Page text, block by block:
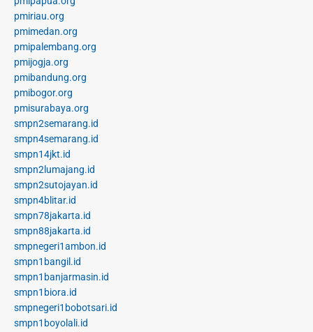
pmiriau.org
pmimedan.org
pmipalembang.org
pmijogja.org
pmibandung.org
pmibogor.org
pmisurabaya.org
smpn2semarang.id
smpn4semarang.id
smpn14jkt.id
smpn2lumajang.id
smpn2sutojayan.id
smpn4blitar.id
smpn78jakarta.id
smpn88jakarta.id
smpnegeri1ambon.id
smpn1bangil.id
smpn1banjarmasin.id
smpn1biora.id
smpnegeri1bobotsari.id
smpn1boyolali.id